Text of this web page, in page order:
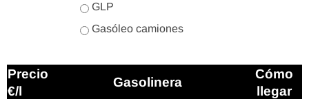
GLP
Gasóleo camiones
Precio
€/l
Gasolinera
Cómo
llegar